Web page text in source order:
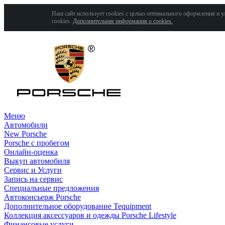
Наш сайт использует cookies с целью оптимального оформления и
cookies. Дополнительная информация о cookies.
Меню
Автомобили
New Porsche
Porsche с пробегом
Онлайн-оценка
Выкуп автомобиля
Сервис и Услуги
Запись на сервис
Специальные предложения
Автоконсьерж Porsche
Дополнительное оборудование Tequipment
Коллекция аксессуаров и одежды Porsche Lifestyle